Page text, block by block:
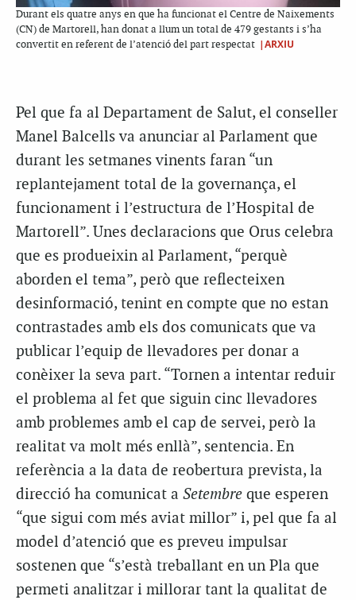
Durant els quatre anys en que ha funcionat el Centre de Naixements
(CN) de Martorell, han donat a llum un total de 479 gestants i s’ha
convertit en referent de l’atenció del part respectat |ARXIU
Pel que fa al Departament de Salut, el conseller
Manel Balcells va anunciar al Parlament que
durant les setmanes vinents faran “un
replantejament total de la governança, el
funcionament i l’estructura de l’Hospital de
Martorell”. Unes declaracions que Orus celebra
que es produeixin al Parlament, “perquè
aborden el tema”, però que reflecteixen
desinformació, tenint en compte que no estan
contrastades amb els dos comunicats que va
publicar l’equip de llevadores per donar a
conèixer la seva part. “Tornen a intentar reduir
el problema al fet que siguin cinc llevadores
amb problemes amb el cap de servei, però la
realitat va molt més enllà”, sentencia. En
referència a la data de reobertura prevista, la
direcció ha comunicat a Setembre que esperen
“que sigui com més aviat millor” i, pel que fa al
model d’atenció que es preveu impulsar
sostenen que “s’està treballant en un Pla que
permeti analitzar i millorar tant la qualitat de